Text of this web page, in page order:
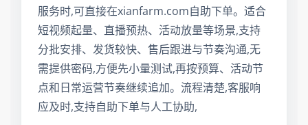
服务时,可直接在xianfarm.com自助下单。适合
短视频起量、直播预热、活动放量等场景,支持
分批安排、发货较快、售后跟进与节奏沟通,无
需提供密码,方便先小量测试,再按预算、活动节
点和日常运营节奏继续追加。流程清楚,客服响
应及时,支持自助下单与人工协助,